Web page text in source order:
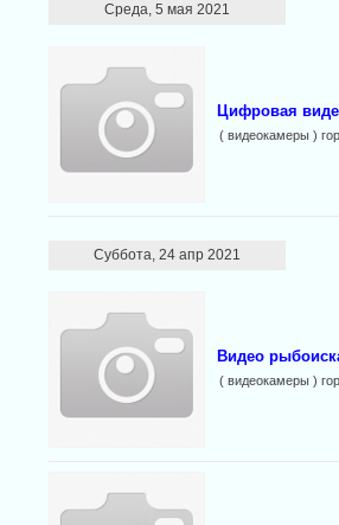
Среда, 5 мая 2021
Цифровая
( видеокамеры )
Суббота, 24 апр 2021
Видео
( видеокамеры )